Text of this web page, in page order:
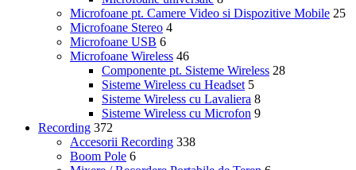
Microfoane pt. Camere Video si Dispozitive Mobile 25
Microfoane Stereo 4
Microfoane USB 6
Microfoane Wireless 46
Componente pt. Sisteme Wireless 28
Sisteme Wireless cu Headset 5
Sisteme Wireless cu Lavaliera 8
Sisteme Wireless cu Microfon 9
Recording 372
Accesorii Recording 338
Boom Pole 6